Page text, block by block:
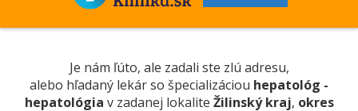
Je nám ľúto, ale zadali ste zlú adresu,
alebo hľadaný lekár so špecializáciou hepatológ -
hepatológia v zadanej lokalite Žilinský kraj, okres